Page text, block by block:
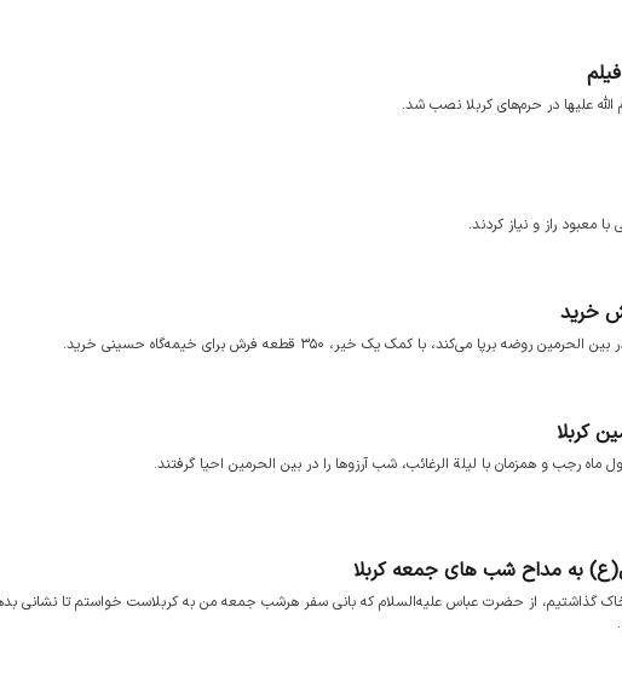
علیها در حرم‌های کربلا نصب شد.
معبود راز و نیاز کردند.
می‌کند، با کمک یک خیر، ۳۵۰ قطعه فرش برای خیمه‌گاه حسینی خرید.
کربلا
رجب و همزمان با لیلة الرغائب، شب آرزوها را در بین الحرمین احیا گرفتند.
به مداح شب های جمعه کربلا
گذاشتیم، از حضرت عباس علیه‌السلام که بانی سفر هرشب جمعه من به کربلاست خواستم تا نشانی